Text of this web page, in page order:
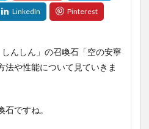
んしん」の召喚石「空の安寧
法や性能について見ていきま
ですね。